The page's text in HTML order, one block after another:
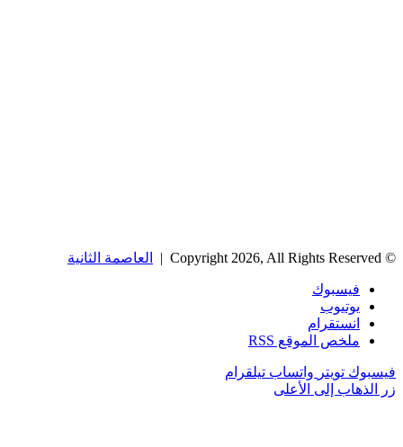
© Copyright 2026, All Rights Reserved | العاصمة الثانية
فيسبوك
يوتيوب
انستقرام
ملخص الموقع RSS
فيسبوك تويتر واتساب تيلقرام
زر الذهاب إلى الأعلى